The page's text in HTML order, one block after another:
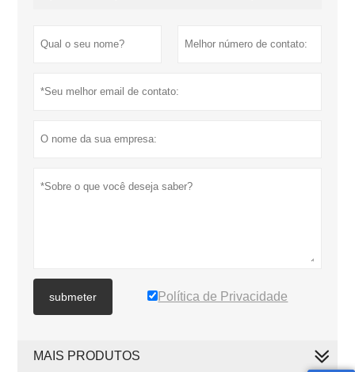
submeter Política de Privacidade
MAIS PRODUTOS